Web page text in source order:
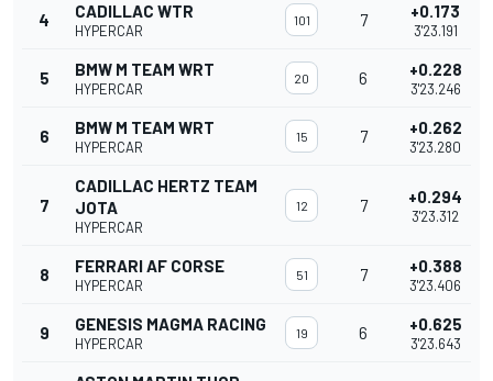
4 CADILLAC WTR
HYPERCAR
101 7 +0.173
3'23.191
5 BMW M TEAM WRT
HYPERCAR
20 6 +0.228
3'23.246
6 BMW M TEAM WRT
HYPERCAR
15 7 +0.262
3'23.280
7
CADILLAC HERTZ TEAM
JOTA
HYPERCAR
12 7 +0.294
3'23.312
8 FERRARI AF CORSE
HYPERCAR
51 7 +0.388
3'23.406
9 GENESIS MAGMA RACING
HYPERCAR
19 6 +0.625
3'23.643